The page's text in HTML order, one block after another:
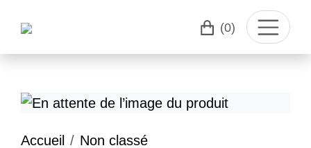
(0)
Accueil
Non classé